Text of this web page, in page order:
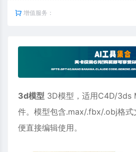
增值服务：
3d模型 3D模型，适用C4D/3ds
件。模型包含.max/.fbx/.obj格式
便直接编辑使用。